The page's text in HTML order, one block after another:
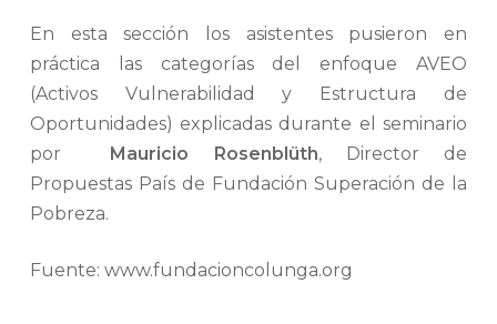
En esta sección los asistentes pusieron en
práctica las categorías del enfoque AVEO
(Activos Vulnerabilidad y Estructura de
Oportunidades) explicadas durante el seminario
por Mauricio Rosenblüth, Director de
Propuestas País de Fundación Superación de la
Pobreza.
Fuente: www.fundacioncolunga.org